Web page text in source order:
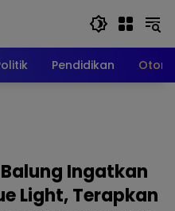
Pendidikan
Ingatkan
Light, Terapkan